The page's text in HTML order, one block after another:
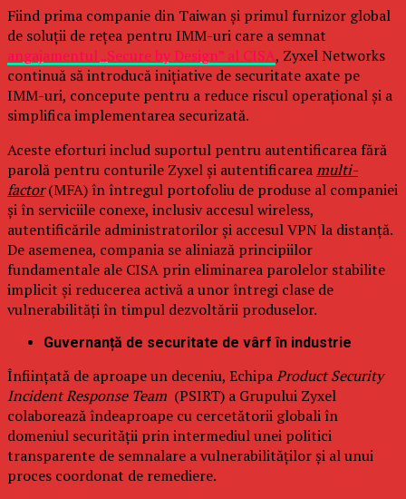
Fiind prima companie din Taiwan și primul furnizor global
de soluții de rețea pentru IMM-uri care a semnat
angajamentul „Secure by Design” al CISA, Zyxel Networks
continuă să introducă inițiative de securitate axate pe
IMM-uri, concepute pentru a reduce riscul operațional și a
simplifica implementarea securizată.
Aceste eforturi includ suportul pentru autentificarea fără
parolă pentru conturile Zyxel și autentificareamulti-
factor(MFA) în întregul portofoliu de produse al companiei
și în serviciile conexe, inclusiv accesul wireless,
autentificările administratorilor și accesul VPN la distanță.
De asemenea, compania se aliniază principiilor
fundamentale ale CISA prin eliminarea parolelor stabilite
implicit și reducerea activă a unor întregi clase de
vulnerabilități în timpul dezvoltării produselor.
Guvernanță de securitate de vârf în industrie
Înființată de aproape un deceniu, EchipaProduct Security
Incident Response Team (PSIRT) a Grupului Zyxel
colaborează îndeaproape cu cercetătorii globali în
domeniul securității prin intermediul unei politici
transparente de semnalare a vulnerabilităților și al unui
proces coordonat de remediere.